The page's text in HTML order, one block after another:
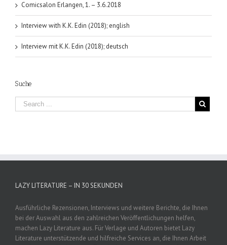
Comicsalon Erlangen, 1. – 3.6.2018
Interview with K.K. Edin (2018); english
Interview mit K.K. Edin (2018); deutsch
Suche
LAZY LITERATURE – IN 30 SEKUNDEN
Ausführliche Rezensionen, Interviews und weitere Berichte, die Ihnen
bei der Auswahl aus den zahlreichen Veröffentlichungen helfen,
machen Lazy Literature aus. Für Verlage und Autoren bietet Lazy
Literature unterstützende und hilfreiche Services an, die Ihnen Arbeit